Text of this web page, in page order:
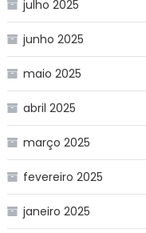
julho 2025
junho 2025
maio 2025
abril 2025
março 2025
fevereiro 2025
janeiro 2025